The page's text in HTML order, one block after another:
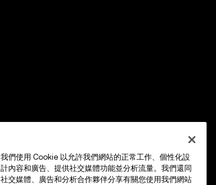
我們使用 Cookie 以允許我們網站的正常工作、個性化設
計內容和廣告、提供社交媒體功能並分析流量。我們還同
社交媒體、廣告和分析合作夥伴分享有關您使用我們網站